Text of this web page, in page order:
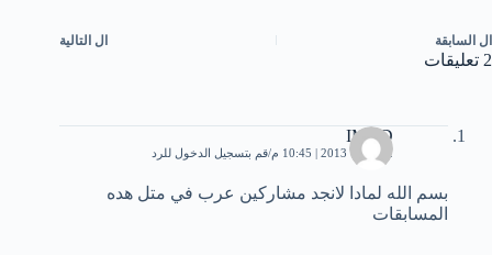
ال السابقة ال التالية
2 تعليقات
IMAD
2 أكتوبر، 2013 | 10:45 م قم بتسجيل الدخول للرد
بسم الله لمادا لانجد مشاركين عرب في متل هده
المسابقات